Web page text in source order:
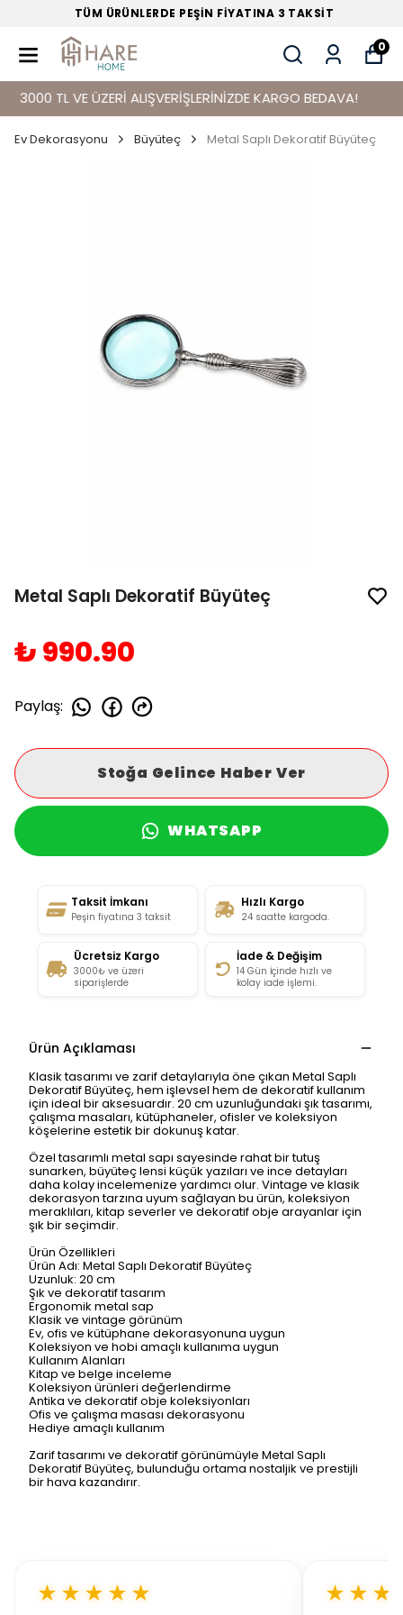
TÜM ÜRÜNLERDE PEŞİN FİYATINA 3 TAKSİT
0
TL VE ÜZERİ ALIŞVERİŞLERİNİZDE KARGO BEDAVA!
Ev Dekorasyonu Büyüteç Metal Saplı Dekoratif Büyüteç
Metal Saplı Dekoratif Büyüteç
₺ 990.90
Paylaş:
Stoğa Gelince Haber Ver
WHATSAPP
Taksit İmkanı
Peşin fiyatına 3 taksit
Hızlı Kargo
24 saatte kargoda.
Ücretsiz Kargo
3000₺ ve üzeri
siparişlerde
İade & Değişim
14 Gün İçinde hızlı ve
kolay iade işlemi.
Ürün Açıklaması
Klasik tasarımı ve zarif detaylarıyla öne çıkan Metal Saplı
Dekoratif Büyüteç, hem işlevsel hem de dekoratif kullanım
için ideal bir aksesuardır. 20 cm uzunluğundaki şık tasarımı,
çalışma masaları, kütüphaneler, ofisler ve koleksiyon
köşelerine estetik bir dokunuş katar.
Özel tasarımlı metal sapı sayesinde rahat bir tutuş
sunarken, büyüteç lensi küçük yazıları ve ince detayları
daha kolay incelemenize yardımcı olur. Vintage ve klasik
dekorasyon tarzına uyum sağlayan bu ürün, koleksiyon
meraklıları, kitap severler ve dekoratif obje arayanlar için
şık bir seçimdir.
Ürün Özellikleri
Ürün Adı: Metal Saplı Dekoratif Büyüteç
Uzunluk: 20 cm
Şık ve dekoratif tasarım
Ergonomik metal sap
Klasik ve vintage görünüm
Ev, ofis ve kütüphane dekorasyonuna uygun
Koleksiyon ve hobi amaçlı kullanıma uygun
Kullanım Alanları
Kitap ve belge inceleme
Koleksiyon ürünleri değerlendirme
Antika ve dekoratif obje koleksiyonları
Ofis ve çalışma masası dekorasyonu
Hediye amaçlı kullanım
Zarif tasarımı ve dekoratif görünümüyle Metal Saplı
Dekoratif Büyüteç, bulunduğu ortama nostaljik ve prestijli
bir hava kazandırır.
★★★★★